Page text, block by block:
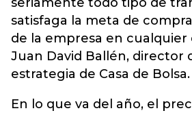
satisfaga la meta de
de la empresa en cualquier
Juan David Ballén, director
estrategia de Casa de Bolsa.
En lo que va del año, el